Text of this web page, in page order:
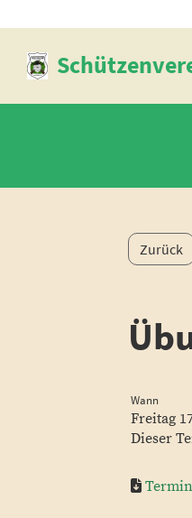
Zurück
Wann
Freitag
Dieser